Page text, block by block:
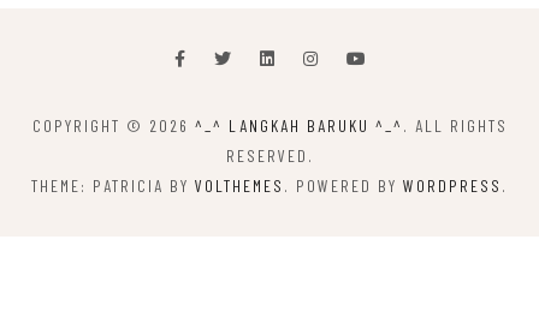
COPYRIGHT © 2026 ^_^ LANGKAH BARUKU ^_^ . ALL RIGHTS
RESERVED.
THEME: PATRICIA BY VOLTHEMES . POWERED BY WORDPRESS .